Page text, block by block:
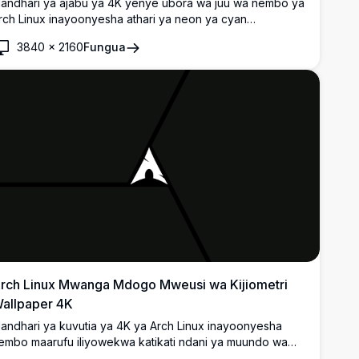
ya ajabu ya 4K yenye ubora wa juu wa nembo ya
Linux inayoonyesha athari ya neon ya cyan
ubinafsishaji wa desktop na mtindo mzuri
na cyberpunk.
3840 × 2160Fungua
Linux Mwanga Mdogo Mweusi wa Kijiometri
4K
ya kuvutia ya 4K ya Arch Linux inayoonyesha
maarufu iliyowekwa katikati ndani ya muundo wa